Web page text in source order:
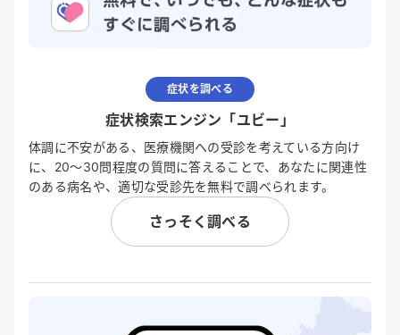
症状を調べる
症状検索エンジン「ユビー」
体調に不安がある、医療機関への受診を考えている方向け
に、20〜30問程度の質問に答えることで、あなたに関連性
のある病名や、適切な受診先を無料で調べられます。
さっそく調べる